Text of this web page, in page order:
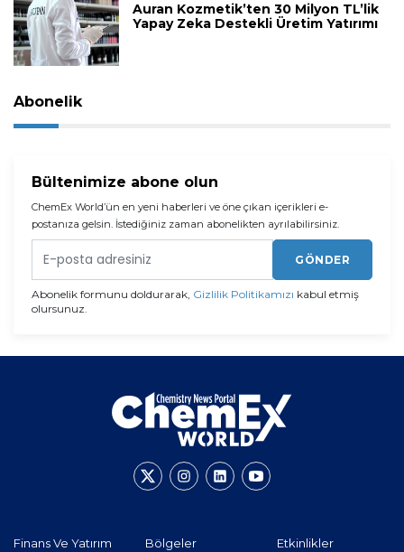
Auran Kozmetik’ten 30 Milyon TL’lik
Yapay Zeka Destekli Üretim Yatırımı
Abonelik
Bültenimize abone olun
ChemEx World’ün en yeni haberleri ve öne çıkan içerikleri e-
postanıza gelsin. İstediğiniz zaman abonelikten ayrılabilirsiniz.
GÖNDER
Abonelik formunu doldurarak, Gizlilik Politikamızı kabul etmiş
olursunuz.
Finans Ve Yatırım Bölgeler Etkinlikler